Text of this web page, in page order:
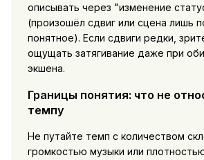
описывать через "изменение
(произошёл сдвиг или сцена лишь
понятное). Если сдвиги редки,
ощущать затягивание даже при
экшена.
Границы понятия: что не
темпу
Не путайте темп с количеством
громкостью музыки или